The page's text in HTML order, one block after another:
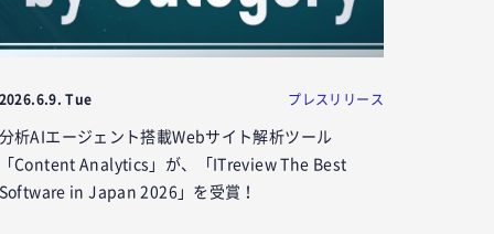
Tue プレスリリース
析AIエージェント搭載Webサイト解析ツール
Content Analytics」が、「ITreview The Best
in Japan 2026」を受賞！